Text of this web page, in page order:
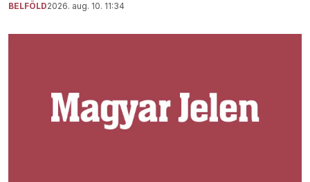
BELFÖLD2026. aug. 10. 11:34